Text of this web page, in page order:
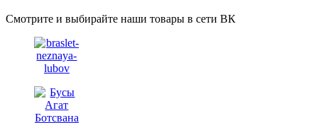
Смотрите и выбирайте наши товары в сети ВК